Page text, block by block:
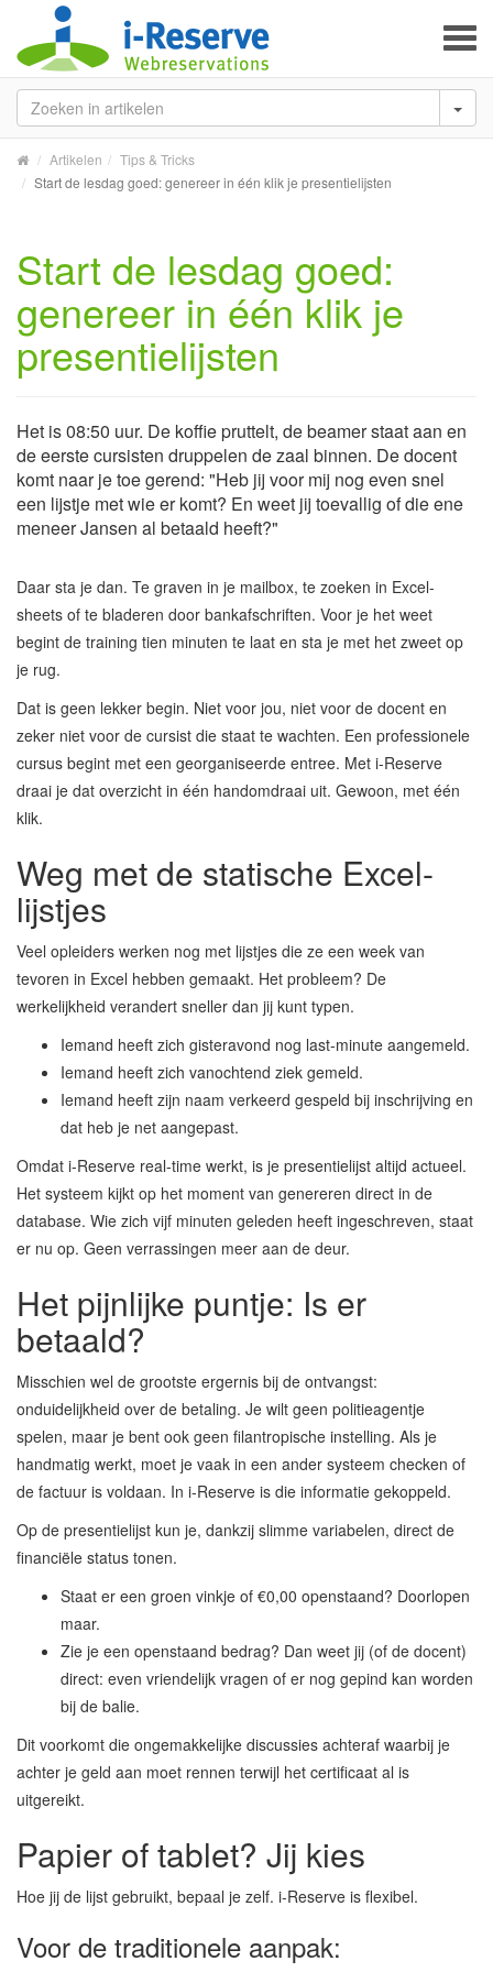
Artikelen
Tips & Tricks
Start de lesdag goed: genereer in één klik je presentielijsten
Start de lesdag goed:
genereer in één klik je
presentielijsten
Het is 08:50 uur. De koffie pruttelt, de beamer staat aan en
de eerste cursisten druppelen de zaal binnen. De docent
komt naar je toe gerend: "Heb jij voor mij nog even snel
een lijstje met wie er komt? En weet jij toevallig of die ene
meneer Jansen al betaald heeft?"
Daar sta je dan. Te graven in je mailbox, te zoeken in Excel-
sheets of te bladeren door bankafschriften. Voor je het weet
begint de training tien minuten te laat en sta je met het zweet op
je rug.
Dat is geen lekker begin. Niet voor jou, niet voor de docent en
zeker niet voor de cursist die staat te wachten. Een professionele
cursus begint met een georganiseerde entree. Met i-Reserve
draai je dat overzicht in één handomdraai uit. Gewoon, met één
klik.
Weg met de statische Excel-
lijstjes
Veel opleiders werken nog met lijstjes die ze een week van
tevoren in Excel hebben gemaakt. Het probleem? De
werkelijkheid verandert sneller dan jij kunt typen.
Iemand heeft zich gisteravond nog last-minute aangemeld.
Iemand heeft zich vanochtend ziek gemeld.
Iemand heeft zijn naam verkeerd gespeld bij inschrijving en
dat heb je net aangepast.
Omdat i-Reserve real-time werkt, is je presentielijst altijd actueel.
Het systeem kijkt op het moment van genereren direct in de
database. Wie zich vijf minuten geleden heeft ingeschreven, staat
er nu op. Geen verrassingen meer aan de deur.
Het pijnlijke puntje: Is er
betaald?
Misschien wel de grootste ergernis bij de ontvangst:
onduidelijkheid over de betaling. Je wilt geen politieagentje
spelen, maar je bent ook geen filantropische instelling. Als je
handmatig werkt, moet je vaak in een ander systeem checken of
de factuur is voldaan. In i-Reserve is die informatie gekoppeld.
Op de presentielijst kun je, dankzij slimme variabelen, direct de
financiële status tonen.
Staat er een groen vinkje of €0,00 openstaand? Doorlopen
maar.
Zie je een openstaand bedrag? Dan weet jij (of de docent)
direct: even vriendelijk vragen of er nog gepind kan worden
bij de balie.
Dit voorkomt die ongemakkelijke discussies achteraf waarbij je
achter je geld aan moet rennen terwijl het certificaat al is
uitgereikt.
Papier of tablet? Jij kies
Hoe jij de lijst gebruikt, bepaal je zelf. i-Reserve is flexibel.
Voor de traditionele aanpak: